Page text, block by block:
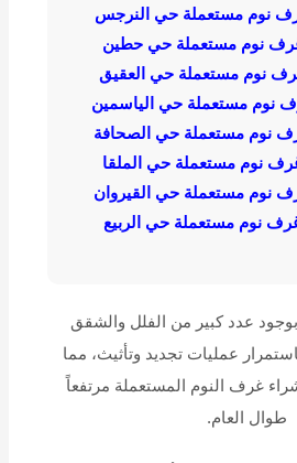
نوم مستعملة حي النرجس
نوم مستعملة حي حطين
نوم مستعملة حي العقيق
نوم مستعملة حي الياسمين
نوم مستعملة حي الصحافة
نوم مستعملة حي الملقا
نوم مستعملة حي القيروان
نوم مستعملة حي الربيع
بوجود عدد كبير من الفلل والشقق
عمليات تجديد وتأثيث، مما
غرف النوم المستعملة مرتفعاً
طوال العام.